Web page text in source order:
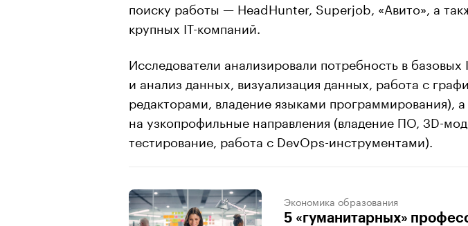
поиску работы — HeadHunter, Superjob, «Авито», а
крупных IT-компаний.
Исследователи анализировали потребность в базовых
и анализ данных, визуализация данных, работа с
редакторами, владение языками программирования),
на узкопрофильные направления (владение ПО, 3D-
тестирование, работа с DevOps-инструментами).
Экономика образования
5 «гуманитарных»